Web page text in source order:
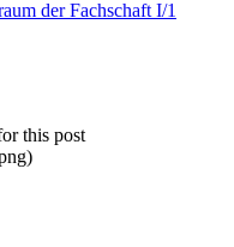
der Fachschaft I/1